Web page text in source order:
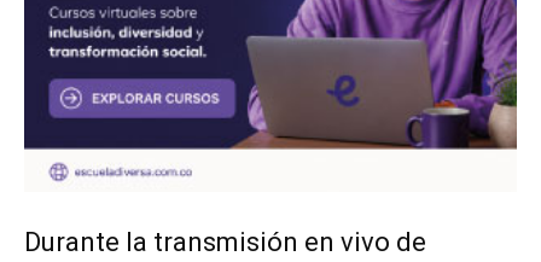
Durante la transmisión en vivo de